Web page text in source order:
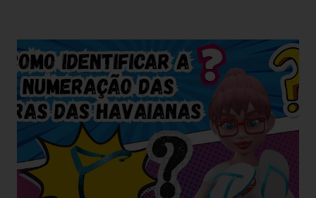
de calçados? A resposta está em um manifesto de
criatividade digital que está balançando as comunidades de
entusiastas: a Havaianas Tradicional Twist . Inspirada no
recente movimento do mercado de sandálias que viu o
surgimento de modelos com tiras estilizadas e
tridimensionais, este projeto conceitual chega para
resgatar a nostalgia e redefinir as expectativas visuais em
2026. A proposta equilibra perfeitamente o formato